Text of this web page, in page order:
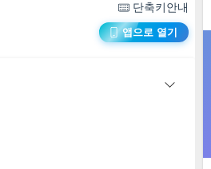
단축키안내
앱으로 열기